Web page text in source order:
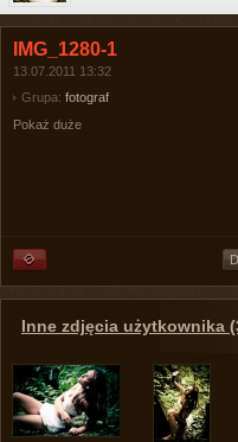
IMG_1280-1
13.07.2011 13:32
Grupa: fotograf
Pokaż duże
Inne zdjęcia użytkownika